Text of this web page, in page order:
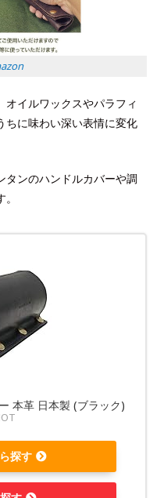
イルワックスやパラフィ
ちに味わい深い表情に変化
タンのハンドルカバーや調
本革 日本製 (ブラック)
探す